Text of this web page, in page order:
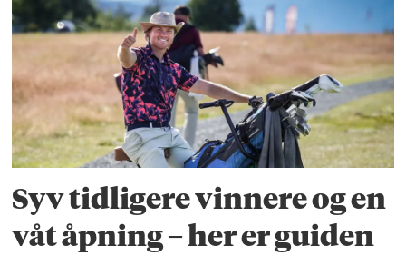
Syv tidligere vinnere og en
våt åpning – her er guiden